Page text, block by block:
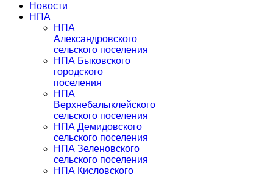
Новости
НПА
НПА
Александровского
сельского поселения
НПА Быковского
городского
поселения
НПА
Верхнебалыклейского
сельского поселения
НПА Демидовского
сельского поселения
НПА Зеленовского
сельского поселения
НПА Кисловского